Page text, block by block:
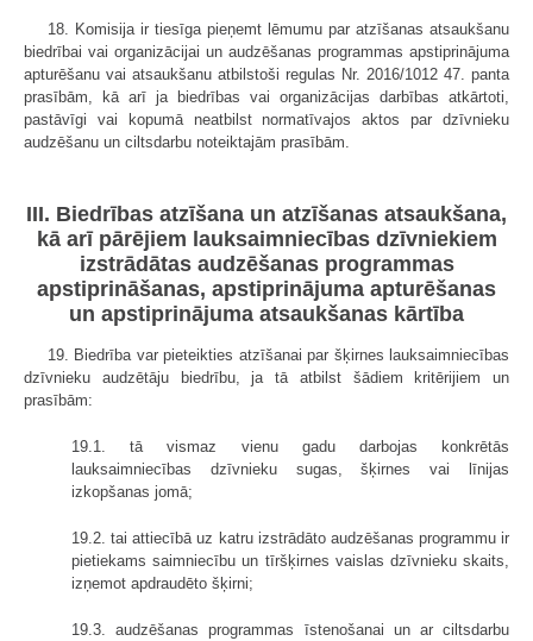
18. Komisija ir tiesīga pieņemt lēmumu par atzīšanas atsaukšanu
biedrībai vai organizācijai un audzēšanas programmas apstiprinājuma
apturēšanu vai atsaukšanu atbilstoši regulas Nr. 2016/1012 47. panta
prasībām, kā arī ja biedrības vai organizācijas darbības atkārtoti,
pastāvīgi vai kopumā neatbilst normatīvajos aktos par dzīvnieku
audzēšanu un ciltsdarbu noteiktajām prasībām.
III. Biedrības atzīšana un atzīšanas atsaukšana,
kā arī pārējiem lauksaimniecības dzīvniekiem
izstrādātas audzēšanas programmas
apstiprināšanas, apstiprinājuma apturēšanas
un apstiprinājuma atsaukšanas kārtība
19. Biedrība var pieteikties atzīšanai par šķirnes lauksaimniecības
dzīvnieku audzētāju biedrību, ja tā atbilst šādiem kritērijiem un
prasībām:
19.1. tā vismaz vienu gadu darbojas konkrētās
lauksaimniecības dzīvnieku sugas, šķirnes vai līnijas
izkopšanas jomā;
19.2. tai attiecībā uz katru izstrādāto audzēšanas programmu ir
pietiekams saimniecību un tīršķirnes vaislas dzīvnieku skaits,
izņemot apdraudēto šķirni;
19.3. audzēšanas programmas īstenošanai un ar ciltsdarbu